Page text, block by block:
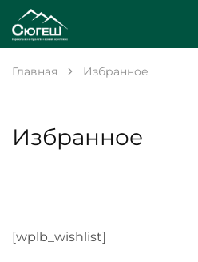
Главная Избранное
Избранное
[wplb_wishlist]